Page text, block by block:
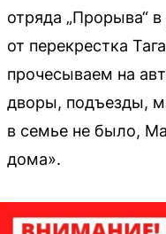
отряда „Прорыва“
от перекрестка
прочесываем на
дворы, подъезды,
в семье не было,
дома».